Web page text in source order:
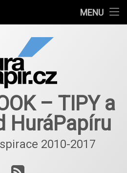
MENU
ScrapBlog od 2018
– TIPY a
HuráPapíru
2010-2017
RSS